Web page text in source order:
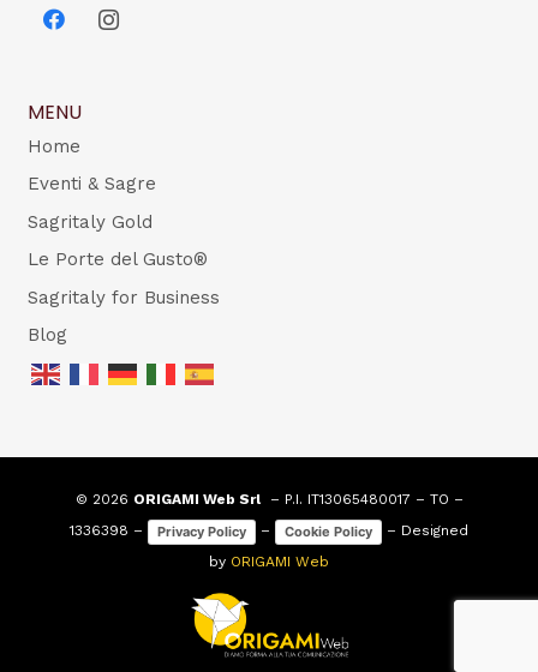
MENU
Home
Eventi & Sagre
Sagritaly Gold
Le Porte del Gusto®
Sagritaly for Business
Blog
© 2026 ORIGAMI Web Srl– P.I. IT13065480017 – TO –
1336398 –
Privacy Policy – Cookie Policy
– Designed
by ORIGAMI Web